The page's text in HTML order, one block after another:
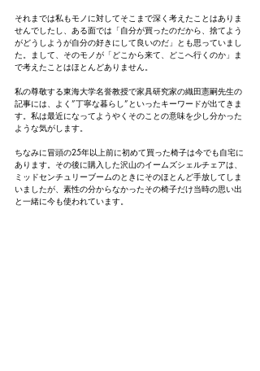
それまでは私もモノに対してそこまで深く考えたことはありま
せんでしたし、ある面では「自分が買ったのだから、捨てよう
がどうしようが自分の好きにして良いのだ」とも思っていまし
た。まして、そのモノが「どこから来て、どこへ行くのか」ま
で考えたことはほとんどありません。
私の尊敬する東海大学名誉教授で家具研究家の織田憲嗣先生の
記事には、よく”丁寧な暮らし”といったキーワードが出てきま
す。私は最近になってようやくそのことの意味を少し分かった
ような気がします。
ちなみに冒頭の25年以上前に初めて買った椅子は今でも自宅に
あります。その後に購入した沢山のイームズシェルチェアは、
ミッドセンチュリーブームのときにそのほとんど手放してしま
いましたが、素性の分からなかったその椅子だけ当時の思い出
と一緒に今も使われています。